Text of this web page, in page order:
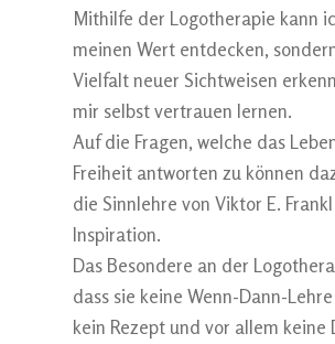
Mithilfe der Logotherapie kann
meinen Wert entdecken,
Vielfalt neuer Sichtweisen
mir selbst vertrauen lernen.
Auf die Fragen, welche das
Freiheit antworten zu können
die Sinnlehre von Viktor E.
Inspiration.
Das Besondere an der
dass sie keine Wenn-Dann-
kein Rezept und vor allem keine